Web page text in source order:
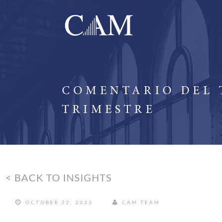
COMENTARIO DEL
TRIMESTRE
< BACK TO INSIGHTS
OCTOBER 22, 2023 CAM TEAM